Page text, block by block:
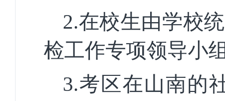
2.在校生由学校
检工作专项领导小
3.考区在山南的